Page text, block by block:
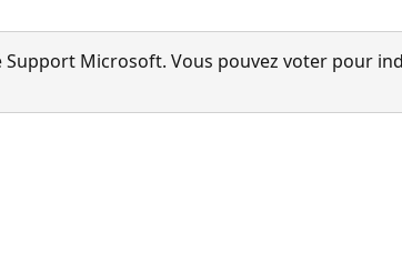
Microsoft. Vous pouvez voter pour